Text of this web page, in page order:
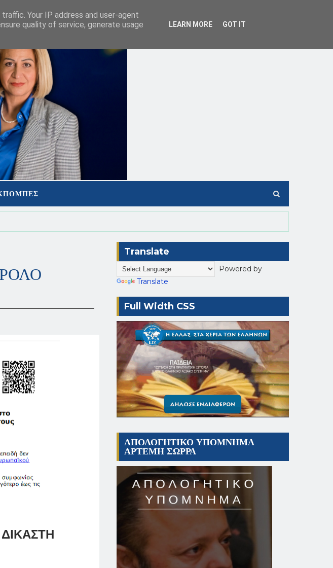
Translate
Powered by
Translate
Full Width CSS
ΑΠΟΛΟΓΗΤΙΚΟ ΥΠΟΜΝΗΜΑ
ΑΡΤΕΜΗ ΣΩΡΡΑ
Your IP address and user-agent
quality of service, generate usage
LEARN MORE GOT IT